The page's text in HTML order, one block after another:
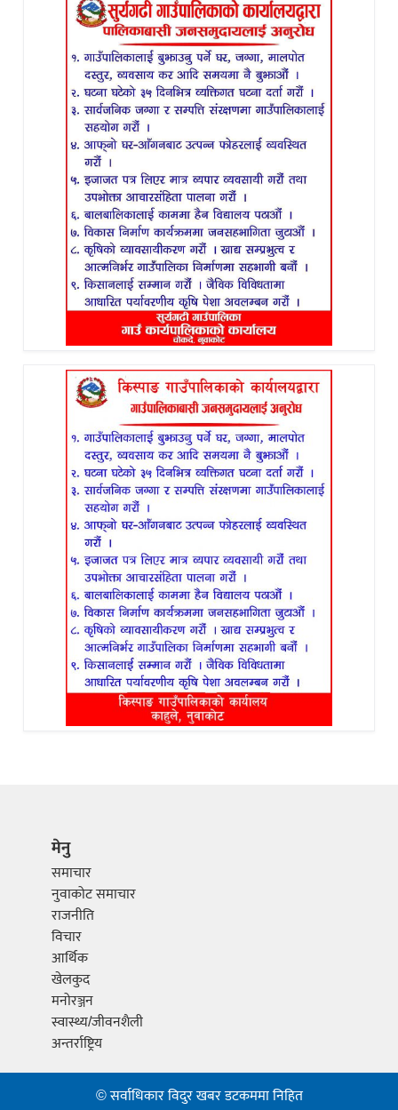
मेनु
समाचार
नुवाकोट समाचार
राजनीति
विचार
आर्थिक
खेलकुद
मनोरञ्जन
स्वास्थ्य/जीवनशैली
अन्तर्राष्ट्रिय
© सर्वाधिकार विदुर खबर डटकममा निहित